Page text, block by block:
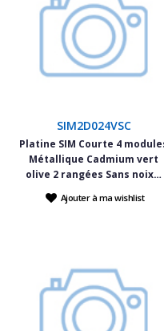
SIM2D024VSC
Platine SIM Courte 4
Métallique Cadmium vert
olive 2 rangées Sans noix…
Ajouter à ma wishlist